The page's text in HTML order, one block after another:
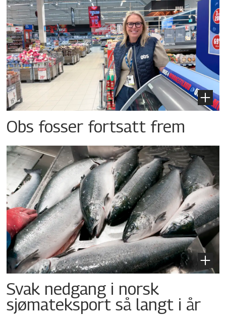
Obs fosser fortsatt frem
Svak nedgang i norsk
sjømateksport så langt i år